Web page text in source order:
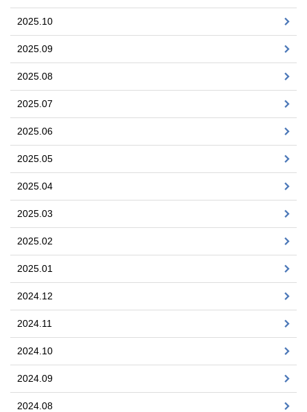
2025.10
2025.09
2025.08
2025.07
2025.06
2025.05
2025.04
2025.03
2025.02
2025.01
2024.12
2024.11
2024.10
2024.09
2024.08